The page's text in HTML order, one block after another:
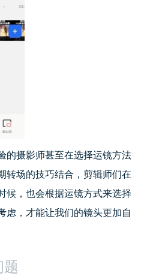
的摄影师甚至在选择运镜方法
转场的技巧结合，剪辑师们在
候，也会根据运镜方式来选择
虑，才能让我们的镜头更加自
题